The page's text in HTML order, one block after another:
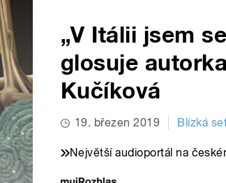
„V Itálii jsem
glosuje
Kučíková
19. březen 2019 Blízká
Největší audioportál na